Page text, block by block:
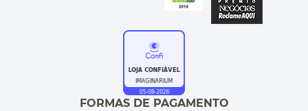
FORMAS DE PAGAMENTO